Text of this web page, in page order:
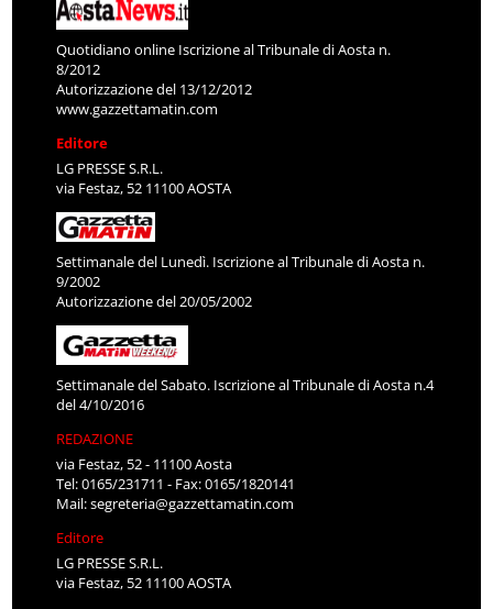
Quotidiano online Iscrizione al Tribunale di Aosta n.
8/2012
Autorizzazione del 13/12/2012
www.gazzettamatin.com
Editore
LG PRESSE S.R.L.
via Festaz, 52 11100 AOSTA
Settimanale del Lunedì. Iscrizione al Tribunale di Aosta n.
9/2002
Autorizzazione del 20/05/2002
Settimanale del Sabato. Iscrizione al Tribunale di Aosta n.4
del 4/10/2016
REDAZIONE
via Festaz, 52 - 11100 Aosta
Tel: 0165/231711 - Fax: 0165/1820141
Mail:segreteria@gazzettamatin.com
Editore
LG PRESSE S.R.L.
via Festaz, 52 11100 AOSTA